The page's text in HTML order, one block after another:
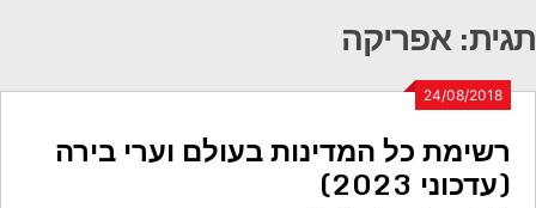
תגית:אפריקה
24/08/2018
רשימת כל המדינות בעולם וערי בירה
(עדכוני 2023)